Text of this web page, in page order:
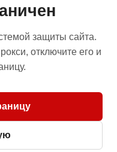
защиты сайта.
отключите его и